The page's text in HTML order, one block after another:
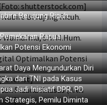
Berujung Ricuh
Papua
Potensi Ekonomi
Daya Mengundurkan Diri
dari TNI pada Kasus
Jadi Inisiatif DPR, PD
Strategis, Pemilu Diminta